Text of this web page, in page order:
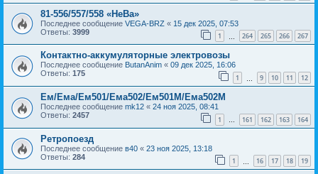
81-556/557/558 «НеВа»
Последнее сообщение VEGA-BRZ « 15 дек 2025, 07:53
Ответы: 3999 1 264 265 266 267
Контактно-аккумуляторные электровозы
Последнее сообщение ButanAnim « 09 дек 2025, 16:06
Ответы: 175 1 9 10 11 12
Ем/Ема/Ем501/Ема502/Ем501М/Ема502М
Последнее сообщение mk12 « 24 ноя 2025, 08:41
Ответы: 2457 1 … 161 162 163 164
Ретропоезд
Последнее сообщение в40 « 23 ноя 2025, 13:18
Ответы: 284 1 16 17 18 19